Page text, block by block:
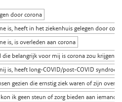
door corona
is, heeft in het ziekenhuis gelegen door
is, is overleden aan corona
belangrijk voor mij is corona zou krijgen
is, heeft long-COVID/post-COVID
gezien die ernstig ziek waren of zijn
ik geen steun of zorg bieden aan iemand